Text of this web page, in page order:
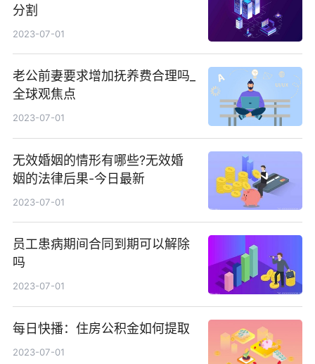
分割
2023-07-01
老公前妻要求增加抚养费合理吗_
全球观焦点
2023-07-01
无效婚姻的情形有哪些?无效婚
姻的法律后果-今日最新
2023-07-01
员工患病期间合同到期可以解除
吗
2023-07-01
每日快播：住房公积金如何提取
2023-07-01